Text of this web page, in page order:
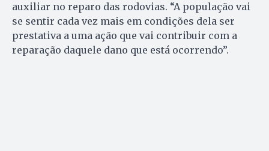
auxiliar no reparo das rodovias. “A população vai
se sentir cada vez mais em condições dela ser
prestativa a uma ação que vai contribuir com a
reparação daquele dano que está ocorrendo”.